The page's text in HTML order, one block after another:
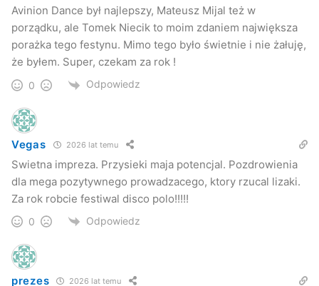
Mateusz Mijal parafia Przysieki
Tomasz Niecik
Avinion Dance był najlepszy, Mateusz Mijal też w
porządku, ale Tomek Niecik to moim zdaniem największa
porażka tego festynu. Mimo tego było świetnie i nie żałuję,
że byłem. Super, czekam za rok !
0 Odpowiedz
Vegas 2026 lat temu
Swietna impreza. Przysieki maja potencjal. Pozdrowienia
dla mega pozytywnego prowadzacego, ktory rzucal lizaki.
Za rok robcie festiwal disco polo!!!!!
0 Odpowiedz
prezes 2026 lat temu